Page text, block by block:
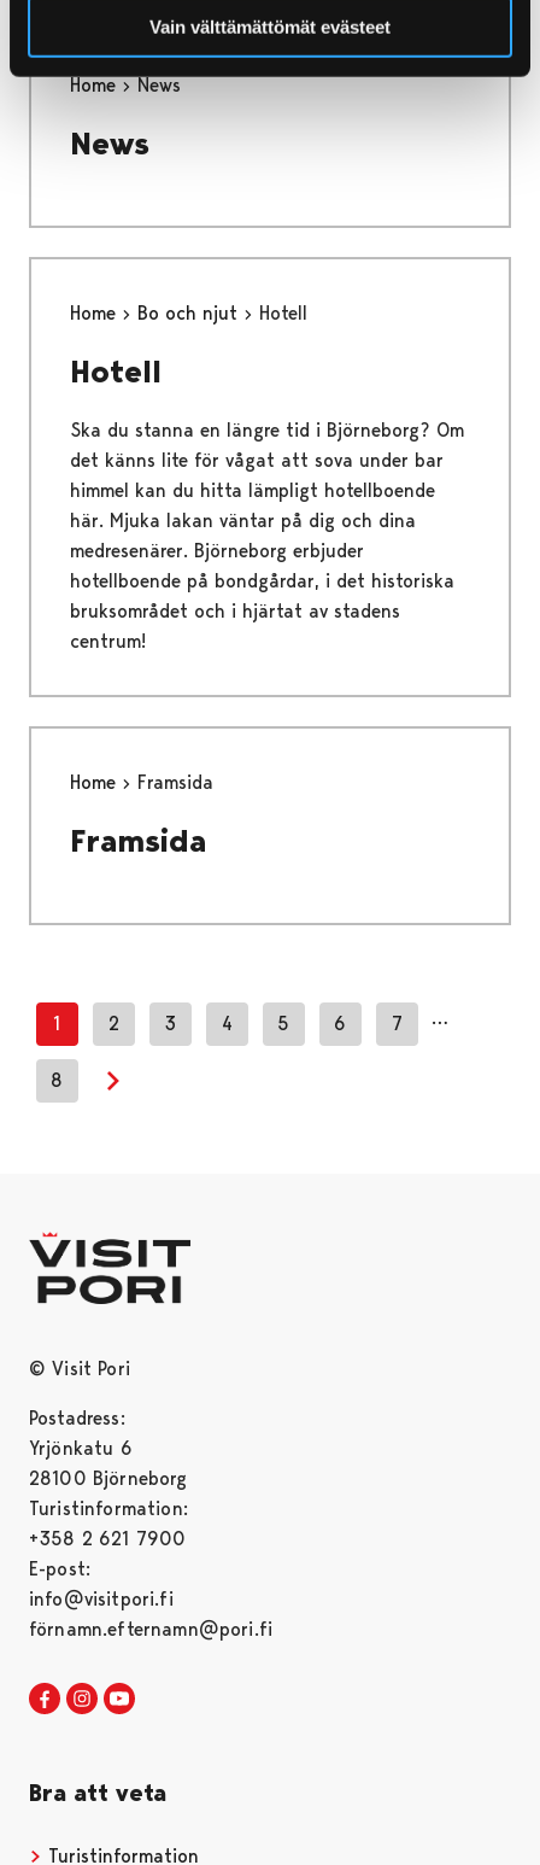
Vain välttämättömät evästeet
Home News
News
Home Bo och njut Hotell
Hotell
Ska du stanna en längre tid i Björneborg? Om
det känns lite för vågat att sova under bar
himmel kan du hitta lämpligt hotellboende
här. Mjuka lakan väntar på dig och dina
medresenärer. Björneborg erbjuder
hotellboende på bondgårdar, i det historiska
bruksområdet och i hjärtat av stadens
centrum!
Home Framsida
Framsida
1 2 3 4 5 6 7 …
8
© Visit Pori
Postadress:
Yrjönkatu 6
28100 Björneborg
Turistinformation:
+358 2 621 7900
E-post:
info@visitpori.fi
förnamn.efternamn@pori.fi
Visit Pori in Facebook
Opens in a new tab
Visit Pori in Instagram
Opens in a new tab
Bra att veta
Turistinformation